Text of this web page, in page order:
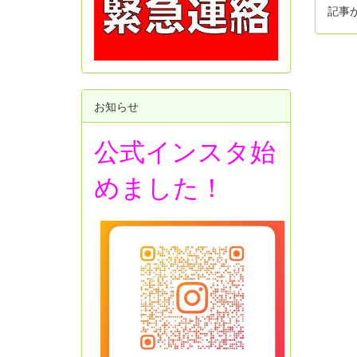
記事
お知らせ
公式インスタ始
めました！